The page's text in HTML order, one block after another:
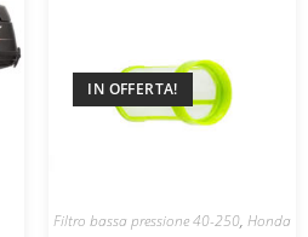
IN OFFERTA!
Filtro bassa pressione 40-250, Honda